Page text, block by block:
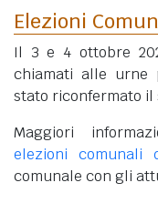
Elezioni
Il 3 e 4 ottobre
chiamati alle urne
stato riconfermato il
Maggiori
elezioni comunali
comunale con gli